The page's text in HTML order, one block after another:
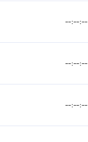
--:--:--
--:--:--
--:--:--